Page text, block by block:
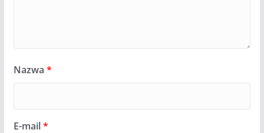
Nazwa *
E-mail*